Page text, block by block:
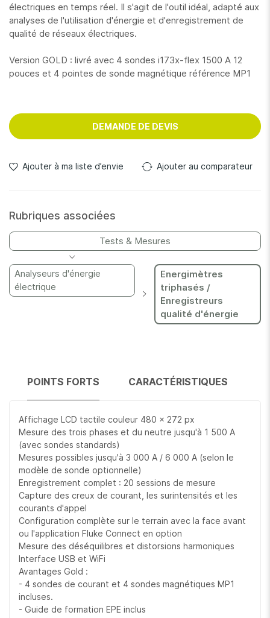
électriques en temps réel. Il s'agit de l'outil idéal, adapté aux
analyses de l'utilisation d'énergie et d'enregistrement de
qualité de réseaux électriques.
Version GOLD : livré avec 4 sondes i173x-flex 1500 A 12
pouces et 4 pointes de sonde magnétique référence MP1
DEMANDE DE DEVIS
Ajouter à ma liste d’envie Ajouter au comparateur
Rubriques associées
Tests & Mesures
Analyseurs d'énergie
électrique
Energimètres
triphasés /
Enregistreurs
qualité d'énergie
POINTS FORTS CARACTÉRISTIQUES
Affichage LCD tactile couleur 480 x 272 px
Mesure des trois phases et du neutre jusqu'à 1 500 A
(avec sondes standards)
Mesures possibles jusqu'à 3 000 A / 6 000 A (selon le
modèle de sonde optionnelle)
Enregistrement complet : 20 sessions de mesure
Capture des creux de courant, les surintensités et les
courants d'appel
Configuration complète sur le terrain avec la face avant
ou l'application Fluke Connect en option
Mesure des déséquilibres et distorsions harmoniques
Interface USB et WiFi
Avantages Gold :
- 4 sondes de courant et 4 sondes magnétiques MP1
incluses.
- Guide de formation EPE inclus